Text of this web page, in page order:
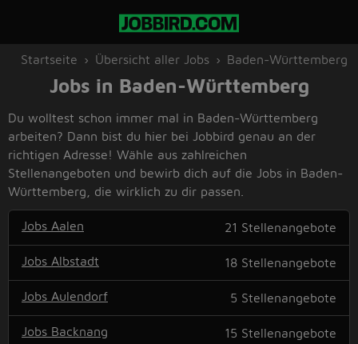
Startseite Übersicht aller Jobs Baden-Württemberg
Jobs in Baden-Württemberg
Du wolltest schon immer mal in Baden-Württemberg
arbeiten? Dann bist du hier bei Jobbird genau an der
richtigen Adresse! Wähle aus zahlreichen
Stellenangeboten und bewirb dich auf die Jobs in Baden-
Württemberg, die wirklich zu dir passen.
Jobs Aalen 21 Stellenangebote
Jobs Albstadt 18 Stellenangebote
Jobs Aulendorf 5 Stellenangebote
Jobs Backnang 15 Stellenangebote